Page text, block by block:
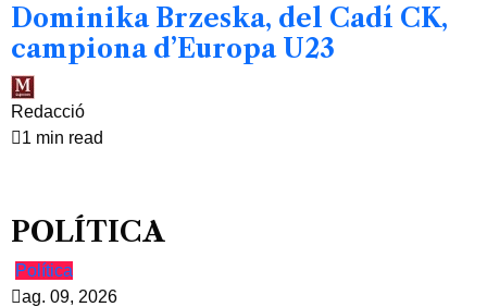
Dominika Brzeska, del Cadí CK,
campiona d’Europa U23
Redacció
1 min read
POLÍTICA
Política
ag. 09, 2026